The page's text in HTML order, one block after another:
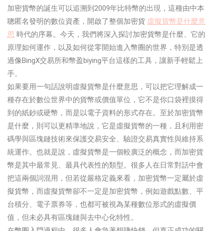
加密貨幣的誕生可以追溯到2009年比特幣的出現，這種由中本
聰匿名發明的數位資產，開啟了整個加密貨 虛擬貨幣是什麼意
思 時代的序幕。今天，我們將深入探討加密貨幣是什麼、它的
原理如何運作，以及如何從零開始進入幣圈的世界，特別是透
過像BingX交易所和幣盈biying平台這樣的工具，讓新手輕鬆上
手。
如果要用一句話說明虛擬貨幣是什麼意思，可以把它理解成一
種存在於數位世界中的貨幣或價值單位，它不是你口袋裡摸得
到的紙鈔或硬幣，而是以電子資料的形式存在。至於加密貨幣
是什麼，則可以更精準地說，它是虛擬貨幣的一種，且利用密
碼學與區塊鏈技術來保護交易安全、驗證交易真實性與維持系
統運作。也就是說，虛擬貨幣是一個較廣泛的概念，而加密貨
幣是其中最常見、最具代表性的類型。很多人在日常對話中會
把這兩個詞混用，但若從嚴格定義來看，加密貨幣一定屬於虛
擬貨幣，而虛擬貨幣卻不一定是加密貨幣，例如遊戲點數、平
台積分、電子票券等，也都可被視為某種數位形式的虛擬價
值，但未必具有區塊鏈與去中心化特性。